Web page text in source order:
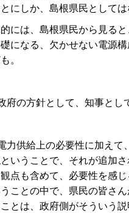
しか、島根県民としては
には、島根県民から見る
になる、欠かせない電源
。
の方針として、知事と
供給上の必要性に加え
いうことで、それが追加
点も含めて、必要性を感
ことの中で、県民の皆さ
とは、政府側がそういう